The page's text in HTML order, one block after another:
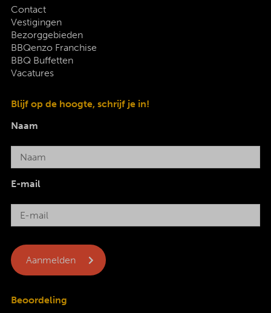
Contact
Vestigingen
Bezorggebieden
BBQenzo Franchise
BBQ Buffetten
Vacatures
Blijf op de hoogte, schrijf je in!
Naam
E-mail
Beoordeling